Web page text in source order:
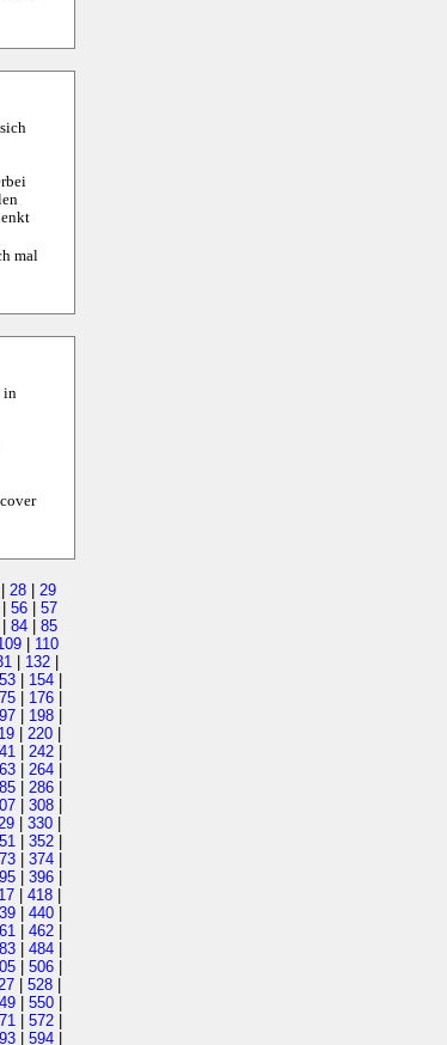
mal
in
| 28 | 29
| 56 | 57
| 84 | 85
| 110
| 132 |
| 154 |
| 176 |
| 198 |
| 220 |
| 242 |
| 264 |
| 286 |
| 308 |
| 330 |
| 352 |
| 374 |
| 396 |
| 418 |
| 440 |
| 462 |
| 484 |
| 506 |
| 528 |
| 550 |
| 572 |
| 594 |